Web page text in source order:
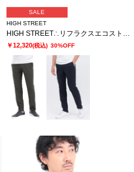
SALE
HIGH STREET
HIGH STREET∴リフラクスエコストレッチイージーパンツ
￥12,320(税込) 30%OFF